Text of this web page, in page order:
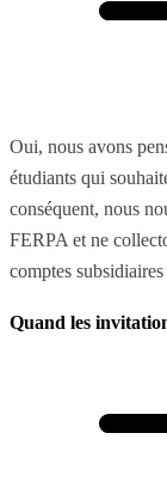
Oui, nous avons
étudiants qui
conséquent, nous
FERPA et ne
comptes
Quand les